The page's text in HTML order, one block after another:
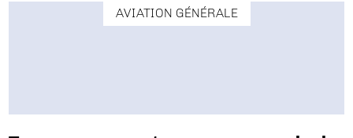
AVIATION GÉNÉRALE